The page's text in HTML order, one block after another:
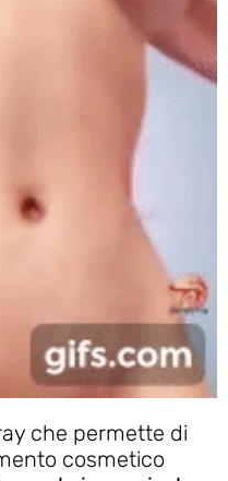
che permette di
cosmetico